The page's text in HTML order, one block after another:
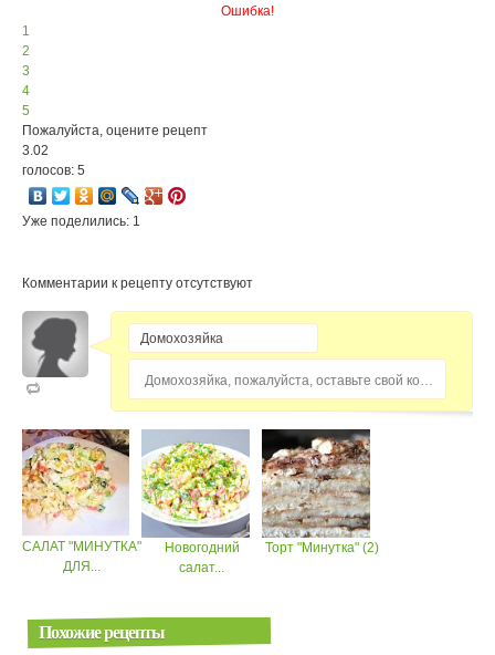
Ошибка!
1
2
3
4
5
Пожалуйста, оцените рецепт
3.02
голосов: 5
Уже поделились: 1
Комментарии к рецепту отсутствуют
Домохозяйка, пожалуйста, оставьте свой комментарий...
САЛАТ "МИНУТКА"
ДЛЯ...
Новогодний
салат...
Торт "Минутка" (2)
Похожие рецепты